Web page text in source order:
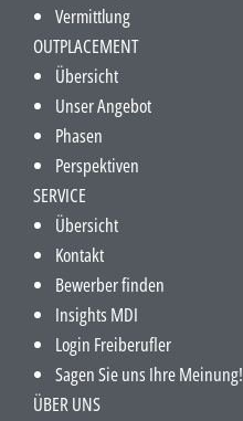
Vermittlung
OUTPLACEMENT
Übersicht
Unser Angebot
Phasen
Perspektiven
SERVICE
Übersicht
Kontakt
Bewerber finden
Insights MDI
Login Freiberufler
Sagen Sie uns Ihre Meinung!
ÜBER UNS